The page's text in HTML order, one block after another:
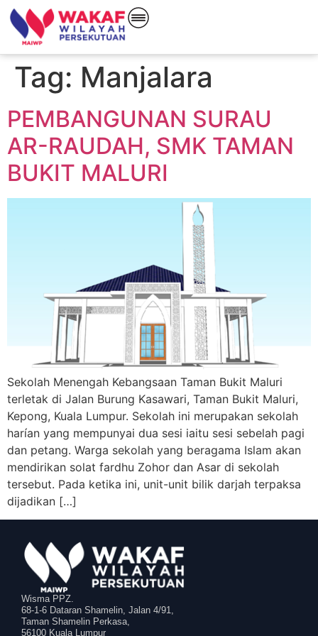
Tag: Manjalara
PEMBANGUNAN SURAU
AR-RAUDAH, SMK TAMAN
BUKIT MALURI
Sekolah Menengah Kebangsaan Taman Bukit Maluri
terletak di Jalan Burung Kasawari, Taman Bukit Maluri,
Kepong, Kuala Lumpur. Sekolah ini merupakan sekolah
harían yang mempunyai dua sesi iaitu sesi sebelah pagi
dan petang. Warga sekolah yang beragama Islam akan
mendirikan solat fardhu Zohor dan Asar di sekolah
tersebut. Pada ketika ini, unit-unit bilik darjah terpaksa
dijadikan […]
Wisma PPZ.
68-1-6 Dataran Shamelin, Jalan 4/91,
Taman Shamelin Perkasa,
56100 Kuala Lumpur